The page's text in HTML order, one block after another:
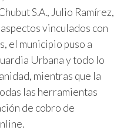
S.A., Julio Ramírez,
vinculados con
el municipio puso a
Urbana y todo lo
mientras que la
las herramientas
de cobro de